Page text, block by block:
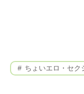
ちょいエロ・セク